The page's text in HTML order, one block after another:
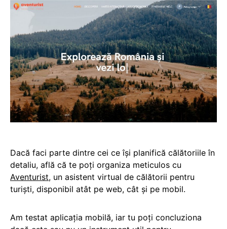
Dacă faci parte dintre cei ce își planifică călătoriile în
detaliu, află că te poți organiza meticulos cu
Aventurist, un asistent virtual de călătorii pentru
turiști, disponibil atât pe web, cât și pe mobil.
Am testat aplicația mobilă, iar tu poți concluziona